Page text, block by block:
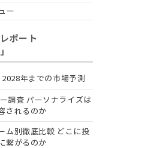
ー
ポート
年までの市場予測
調査 パーソナライズは
されるのか
ム別徹底比較 どこに投
繋がるのか